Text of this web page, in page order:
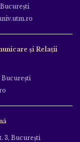
și Relații
Bucureşti
3, Bucureşti